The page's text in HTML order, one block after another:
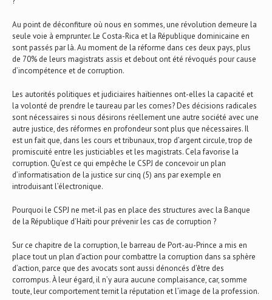
Au point de déconfiture où nous en sommes, une révolution demeure la
seule voie à emprunter. Le Costa-Rica et la République dominicaine en
sont passés par là. Au moment de la réforme dans ces deux pays, plus
de 70% de leurs magistrats assis et debout ont été révoqués pour cause
d’incompétence et de corruption.
Les autorités politiques et judiciaires haïtiennes ont-elles la capacité et
la volonté de prendre le taureau par les cornes? Des décisions radicales
sont nécessaires si nous désirons réellement une autre société avec une
autre justice, des réformes en profondeur sont plus que nécessaires. Il
est un fait que, dans les cours et tribunaux, trop d’argent circule, trop de
promiscuité entre les justiciables et les magistrats. Cela favorise la
corruption. Qu’est ce qui empêche le CSPJ de concevoir un plan
d’informatisation de la justice sur cinq (5) ans par exemple en
introduisant l’électronique.
Pourquoi le CSPJ ne met-il pas en place des structures avec la Banque
de la République d’Haïti pour prévenir les cas de corruption ?
Sur ce chapitre de la corruption, le barreau de Port-au-Prince a mis en
place tout un plan d’action pour combattre la corruption dans sa sphère
d’action, parce que des avocats sont aussi dénoncés d’être des
corrompus. À leur égard, il n’y aura aucune complaisance, car, somme
toute, leur comportement ternit la réputation et l’image de la profession.